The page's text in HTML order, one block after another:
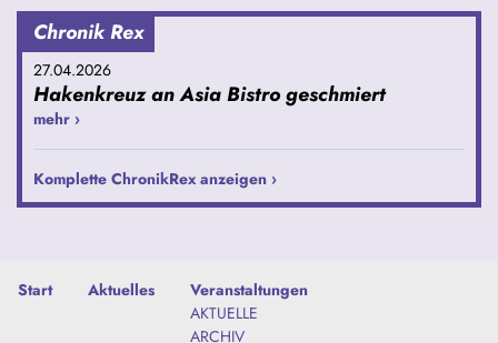
Chronik Rex
27.04.2026
Hakenkreuz an Asia Bistro geschmiert
mehr ›
Komplette ChronikRex anzeigen ›
Start Aktuelles
Veranstaltungen
AKTUELLE
ARCHIV